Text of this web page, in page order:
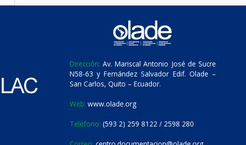
Dirección: Av. Mariscal Antonio José de Sucre
N58-63 y Fernández Salvador Edif. Olade –
San Carlos, Quito – Ecuador.
Web: www.olade.org
Teléfono: (593 2) 259 8122 / 2598 280